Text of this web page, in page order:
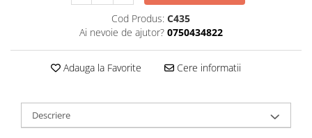
Cod Produs: C435
Ai nevoie de ajutor? 0750434822
Adauga la Favorite Cere informatii
Descriere